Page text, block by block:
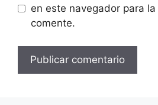
en este navegador para
comente.